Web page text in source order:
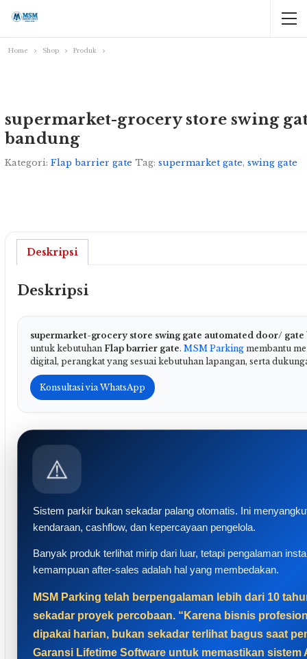
Home Shop Produk
supermarket-grocery store swing
bandung
Kategori: Flap barrier gate Tag: supermarket gate, swing gate
Deskripsi
Deskripsi
supermarket-grocery store swing gate automated door/ gate
untuk kebutuhan Flap barrier gate. MSM Parking membantu
digital, perangkat yang sesuai kebutuhan lapangan, serta
Konsultasi via WhatsApp
⚠️
Sistem parkir bukan sekadar palang otomatis. Ini
kendaraan, cashflow, dan kepercayaan pengelola.
Banyak produk terlihat mirip dari luar, tetapi pengalaman
kemampuan after-sales adalah hal yang membedakan.
MSM Parking telah berpengalaman lebih dari 10
sekadar proyek percobaan. “Karena bisnis
dipakai harian, bukan sekadar terlihat bagus saat
Garansi Lifetime Software untuk memastikan